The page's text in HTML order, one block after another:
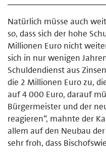
Natürlich müsse auch
so, dass sich der hohe
Millionen Euro nicht
sich in nur wenigen
Schuldendienst aus
die 2 Millionen Euro zu,
auf 4 000 Euro, darauf
Bürgermeister und der
reagieren“, mahnte der
allem auf den Neubau
sehr froh, dass